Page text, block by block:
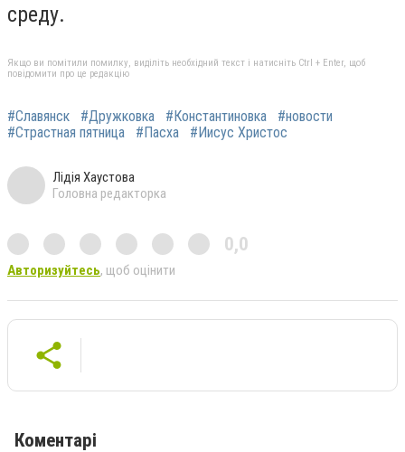
среду.
Якщо ви помітили помилку, виділіть необхідний текст і натисніть Ctrl + Enter, щоб
повідомити про це редакцію
#Славянск #Дружковка #Константиновка
#новости
#Страстная пятница
#Пасха #Иисус Христос
Лідія Хаустова
Головна редакторка
0,0
Авторизуйтесь, щоб оцінити
Коментарі